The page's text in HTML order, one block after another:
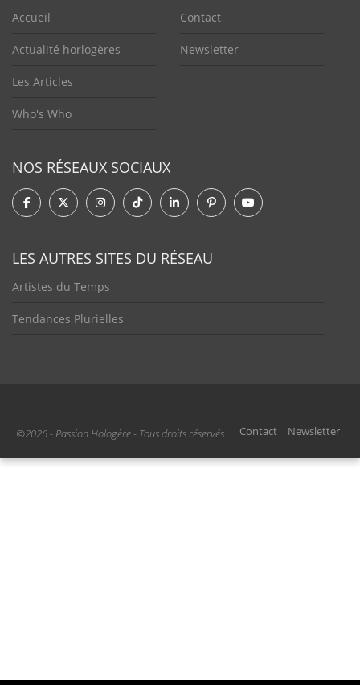
Accueil
Actualité horlogères
Les Articles
Who's Who
Contact
Newsletter
NOS RÉSEAUX SOCIAUX
LES AUTRES SITES DU RÉSEAU
Artistes du Temps
Tendances Plurielles
©2026 - Passion Hologère - Tous droits réservés Contact Newsletter